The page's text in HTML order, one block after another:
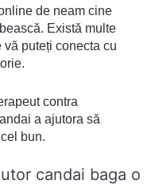
de neam cine
Există multe
puteți conecta cu
contra
a ajutora să
bun.
candai baga o